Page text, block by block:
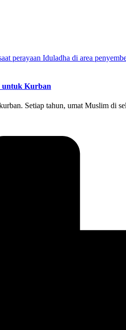
untuk Kurban
Setiap tahun, umat Muslim di